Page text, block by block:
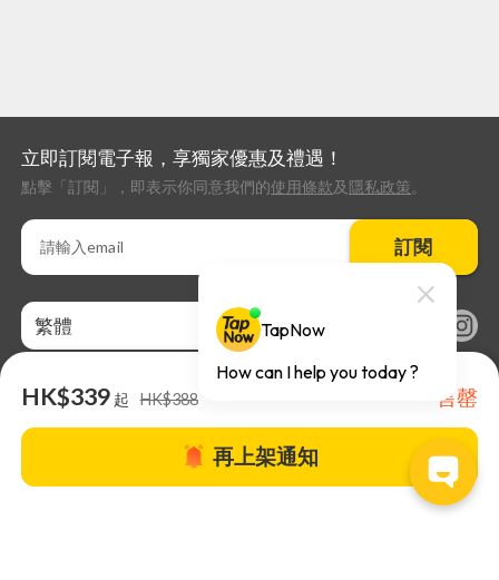
HK$339 起 HK$388 售罄
再上架通知
立即訂閱電子報，享獨家優惠及禮遇！
點擊「訂閱」，即表示你同意我們的使用條款及 隱私政策。
訂閱
繁體
關於TapNow |TapNow Blog |加入成為合作夥伴|網站條款 |幫助